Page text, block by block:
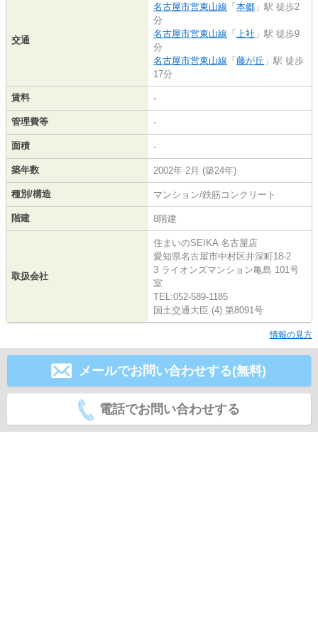
交通
名古屋市営東山線 「 本郷 」駅 徒歩2
分
名古屋市営東山線 「 上社 」駅 徒歩9
分
名古屋市営東山線 「 藤が丘 」駅 徒歩
17分
賃料 -
管理費等 -
面積 -
築年数 2002年 2月 (築24年)
種別/構造 マンション/鉄筋コンクリート
階建 8階建
取扱会社
住まいのSEIKA 名古屋店
愛知県名古屋市中村区井深町18-2
3 ライオンズマンション亀島 101号
室
TEL:052-589-1185
国土交通大臣 (4) 第8091号
情報の見方
メールでお問い合わせする(無料)
電話でお問い合わせする